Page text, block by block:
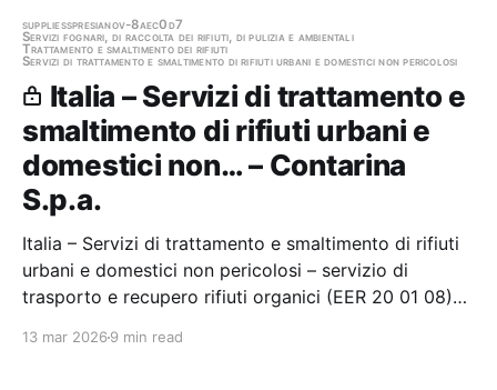
suppliesspresianov-8aec0d7
Servizi fognari, di raccolta dei rifiuti, di pulizia e ambientali
Trattamento e smaltimento dei rifiuti
Servizi di trattamento e smaltimento di rifiuti urbani e domestici non pericolosi
Italia – Servizi di trattamento e
smaltimento di rifiuti urbani e
domestici non… – Contarina
S.p.a.
Italia – Servizi di trattamento e smaltimento di rifiuti
urbani e domestici non pericolosi – servizio di
trasporto e recupero rifiuti organici (EER 20 01 08)
13 mar 2026 9 min read